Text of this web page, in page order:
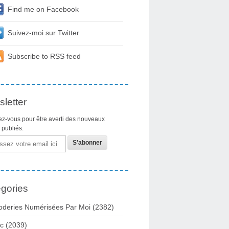
Find me on Facebook
Suivez-moi sur Twitter
Subscribe to RSS feed
vous pour être averti des nouveaux
publiés.
Numérisées Par Moi (2382)
(2039)